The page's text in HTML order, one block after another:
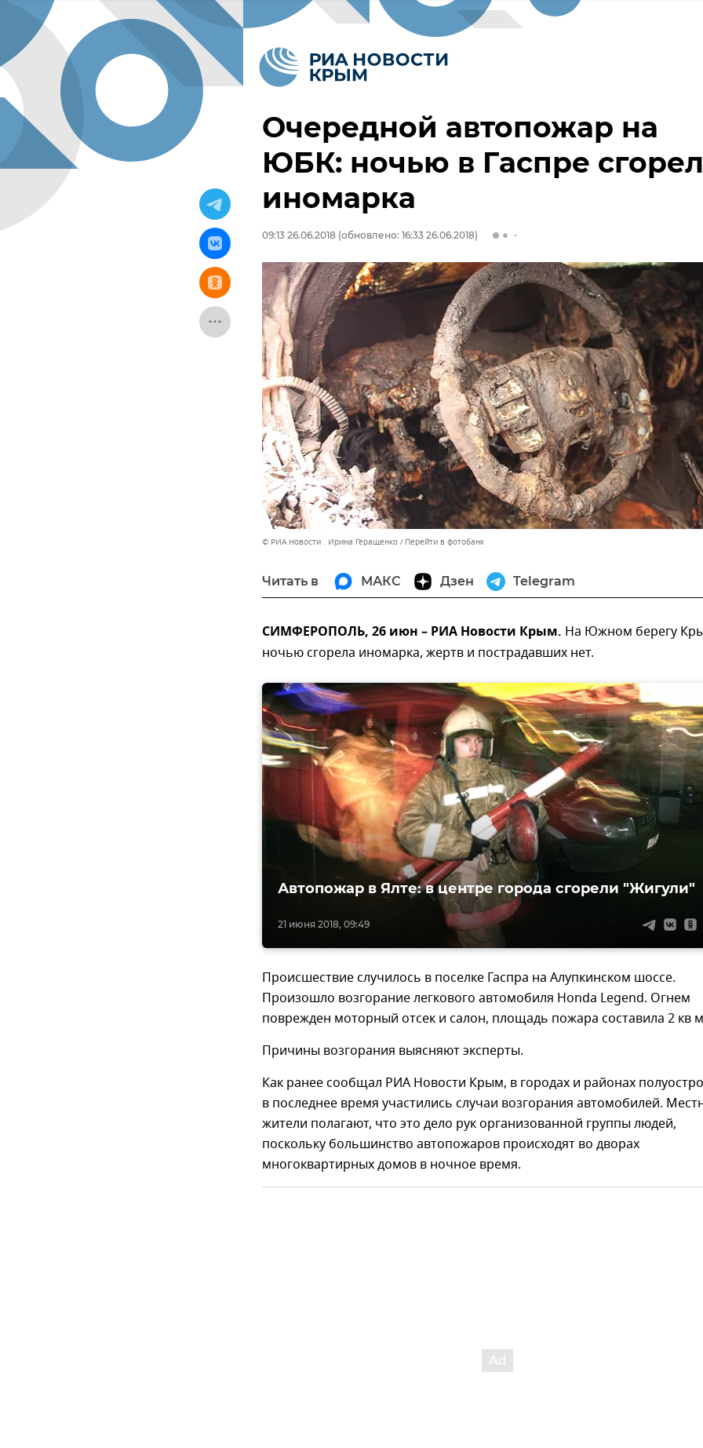
Очередной автопожар на
ЮБК: ночью в Гаспре
иномарка
09:13 26.06.2018 (обновлено: 16:33 26.06.2018)
© РИА Новости . Ирина Геращенко Перейти в фотобанк
Читать в МАКС Дзен Telegram
СИМФЕРОПОЛЬ, 26 июн – РИА Новости Крым. На Южном берегу
ночью сгорела иномарка, жертв и пострадавших нет.
21 июня 2018, 09:49
Автопожар в Ялте: в центре города сгорели "Жигули"
Происшествие случилось в поселке Гаспра на Алупкинском шоссе.
Произошло возгорание легкового автомобиля Honda Legend. Огнем
поврежден моторный отсек и салон, площадь пожара составила 2 кв
Причины возгорания выясняют эксперты.
Как ранее сообщал РИА Новости Крым, в городах и районах
в последнее время участились случаи возгорания автомобилей.
жители полагают, что это дело рук организованной группы людей,
поскольку большинство автопожаров происходят во дворах
многоквартирных домов в ночное время.